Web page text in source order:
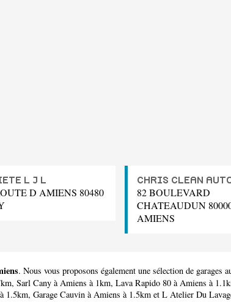
L J L
D AMIENS 80480
CHRIS CLEAN
82 BOULEVARD
CHATEAUDUN
AMIENS
. Nous vous proposons également une sélection de garages
Sarl Cany à Amiens à 1km, Lava Rapido 80 à Amiens à
1.5km, Garage Cauvin à Amiens à 1.5km et L Atelier Du